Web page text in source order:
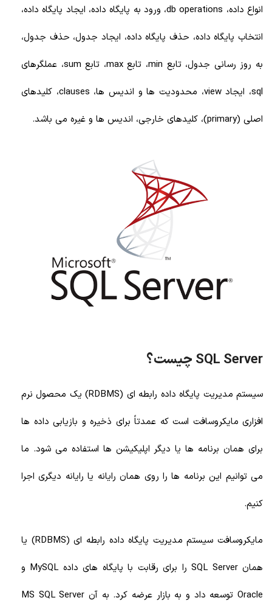
انواع داده، db operations، ورود به پایگاه داده، ایجاد پایگاه داده،
انتخاب پایگاه داده، حذف پایگاه داده، ایجاد جدول، حذف جدول،
به روز رسانی جدول، تابع min، تابع max، تابع sum، عملگرهای
sql، ایجاد view، محدودیت ها و اندیس ها، clauses، کلیدهای
اصلی (primary)، کلیدهای خارجی، اندیس ها و غیره می باشد.
SQL Server چیست؟
سیستم مدیریت پایگاه داده رابطه ای (RDBMS) یک محصول نرم
افزاری مایکروسافت است که عمدتاً برای ذخیره و بازیابی داده ها
برای همان برنامه ها یا دیگر اپلیکیشن ها استفاده می شود. ما
می توانیم این برنامه ها را روی همان رایانه یا رایانه دیگری اجرا
کنیم.
مایکروسافت سیستم مدیریت پایگاه داده رابطه ای (RDBMS) یا
همان SQL Server را برای رقابت با پایگاه های داده MySQL و
Oracle توسعه داد و به بازار عرضه کرد. به آن MS SQL Server